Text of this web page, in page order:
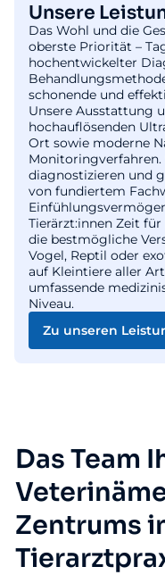
Unsere
Das Wohl und die
oberste Priorität –
hochentwickelter
schonende und
Unsere Ausstattung
hochauflösenden
Ort sowie moderne
Monitoringverfahren.
diagnostizieren und
von fundiertem
Tierärzt:innen Zeit
die bestmögliche
Vogel, Reptil oder
auf Kleintiere aller
umfassende
Niveau.
Zu unseren
Das Team
Zentrums